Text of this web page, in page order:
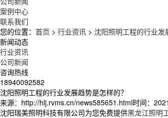
案例中心
联系我们
您的位置： 首页 > 行业资讯 > 沈阳照明工程的行业发
新闻动态
行业资讯
公司新闻
咨询热线
18940092582
沈阳照明工程的行业发展趋势是怎样的？
来源：http://hlj.rvms.cn/news585651.html时间：
沈阳瑞美照明科技有限公司为您免费提供黑龙江照明